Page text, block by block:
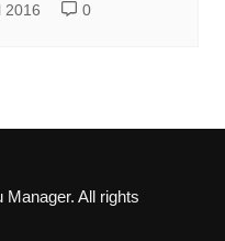
2016 0
All rights